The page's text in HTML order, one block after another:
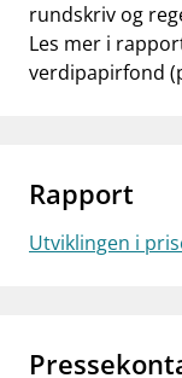
rundskriv og
Les mer i
verdipapirfond
Rapport
Utviklingen i